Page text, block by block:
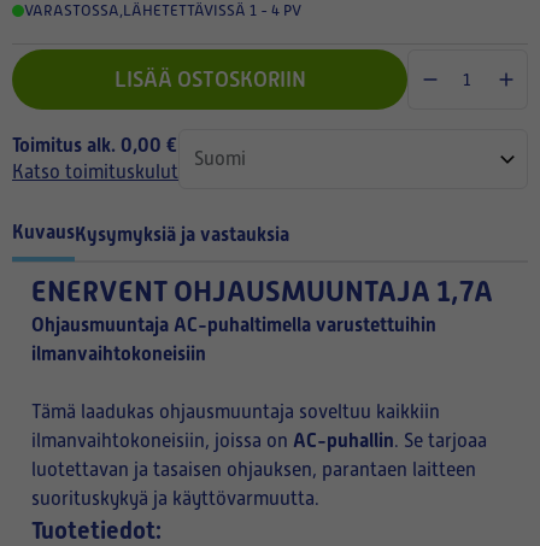
VARASTOSSA,LÄHETETTÄVISSÄ 1 - 4 PV
LISÄÄ OSTOSKORIIN
Toimitus alk. 0,00 €
Katso toimituskulut
KuvausKysymyksiä ja vastauksia
ENERVENT OHJAUSMUUNTAJA 1,7A
Ohjausmuuntaja AC-puhaltimella varustettuihin
ilmanvaihtokoneisiin
Tämä laadukas ohjausmuuntaja soveltuu kaikkiin
ilmanvaihtokoneisiin, joissa on AC-puhallin. Se tarjoaa
luotettavan ja tasaisen ohjauksen, parantaen laitteen
suorituskykyä ja käyttövarmuutta.
Tuotetiedot: